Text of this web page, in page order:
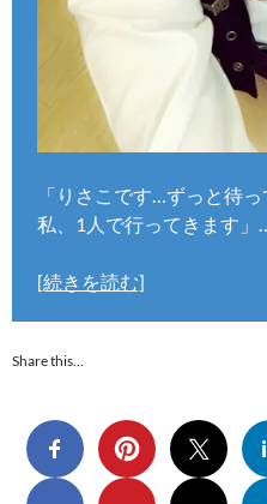
「りさこです…ずっと待
私、1人で行ってきます」
[続きを読む]
Share this…